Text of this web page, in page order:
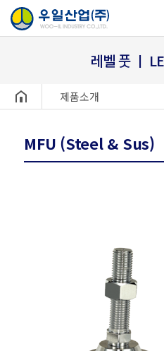
레벨 풋 ㅣ
헤더설정 제품소개
MFU (Steel & Sus)